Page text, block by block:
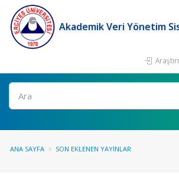
Akademik Veri Yönetim
Ara
ANA SAYFA SON EKLENEN YAYINLAR